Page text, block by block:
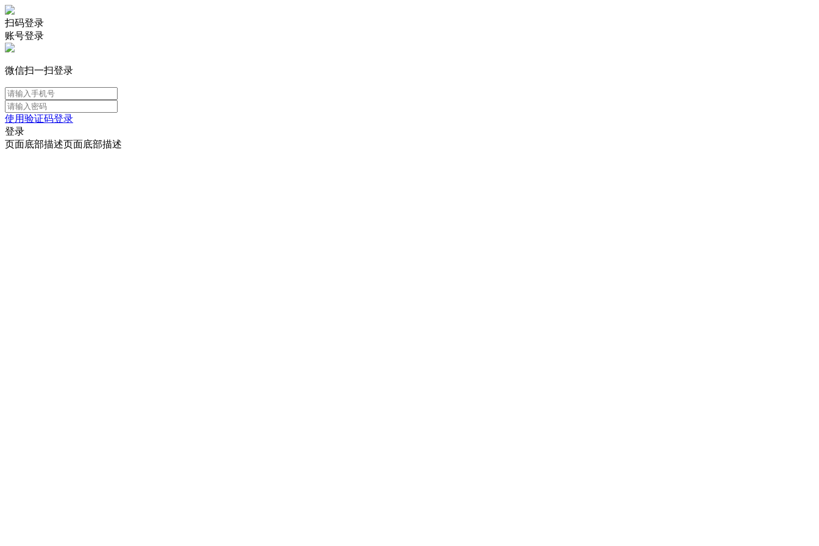
扫码登录
账号登录
微信扫一扫登录
使用验证码登录
登录
页面底部描述页面底部描述